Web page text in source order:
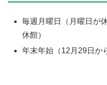
毎週月曜日（月曜日が
休館）
年末年始（12月29日か